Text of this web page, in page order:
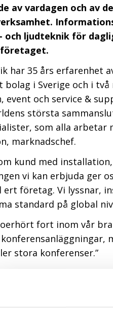
av vardagen och av
och ljudteknik för
har 35 års erfarenhet
bolag i Sverige och i
event och service &
största
som alla
marknadschef.
kund med
vi kan erbjuda ger
företag. Vi lyssnar,
standard på global
fort inom vår
stora konferenser.”
vill arbeta både
rätt lösningar som
supporttjänst, som